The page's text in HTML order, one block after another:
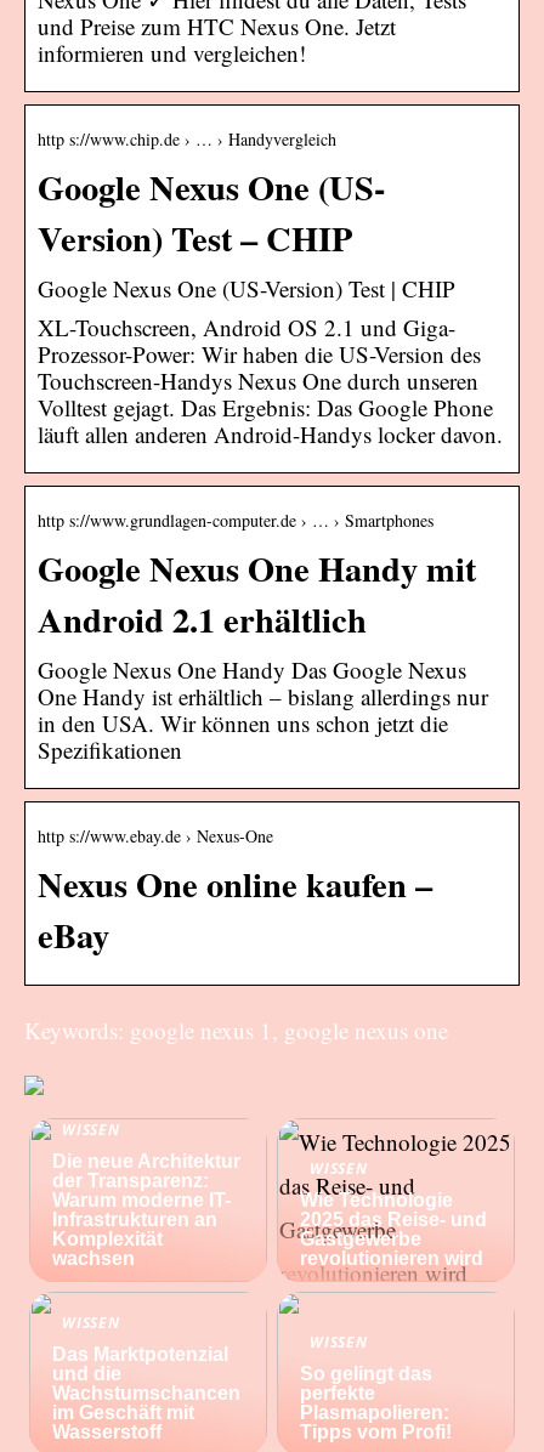
und Preise zum HTC Nexus One. Jetzt
informieren und vergleichen!
http s://www.chip.de › … › Handyvergleich
Google Nexus One (US-
Version) Test – CHIP
Google Nexus One (US-Version) Test | CHIP
XL-Touchscreen, Android OS 2.1 und Giga-
Prozessor-Power: Wir haben die US-Version des
Touchscreen-Handys Nexus One durch unseren
Volltest gejagt. Das Ergebnis: Das Google Phone
läuft allen anderen Android-Handys locker davon.
http s://www.grundlagen-computer.de › … › Smartphones
Google Nexus One Handy mit
Android 2.1 erhältlich
Google Nexus One Handy Das Google Nexus
One Handy ist erhältlich – bislang allerdings nur
in den USA. Wir können uns schon jetzt die
Spezifikationen
http s://www.ebay.de › Nexus-One
Nexus One online kaufen –
eBay
Keywords: google nexus 1, google nexus one
WISSEN
Die neue Architektur
der Transparenz:
Warum moderne IT-
Infrastrukturen an
Komplexität
wachsen
WISSEN
Wie Technologie
2025 das Reise- und
Gastgewerbe
revolutionieren wird
WISSEN
Das Marktpotenzial
und die
Wachstumschancen
im Geschäft mit
Wasserstoff
WISSEN
So gelingt das
perfekte
Plasmapolieren:
Tipps vom Profi!